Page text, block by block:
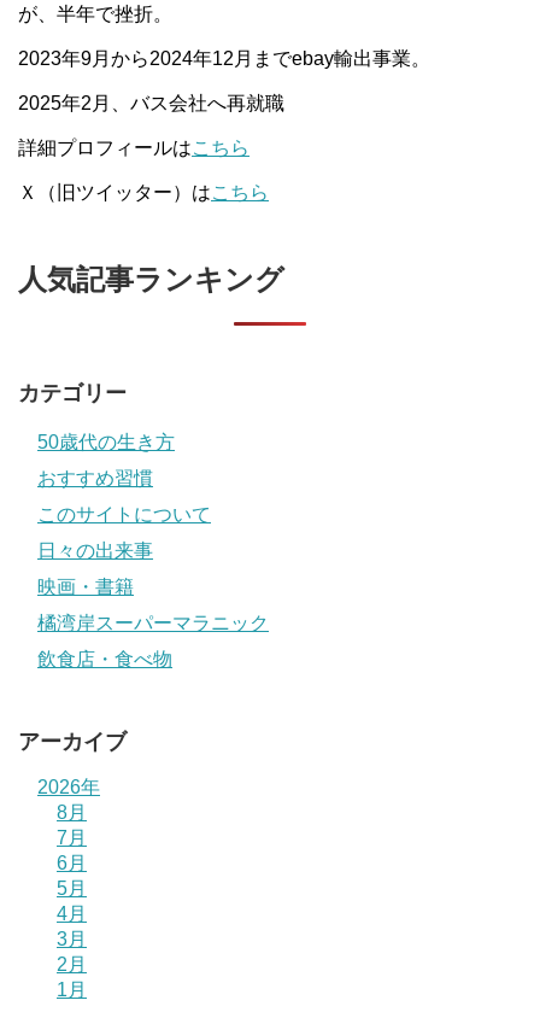
が、半年で挫折。
2023年9月から2024年12月までebay輸出事業。
2025年2月、バス会社へ再就職
詳細プロフィールはこちら
Ｘ（旧ツイッター）はこちら
人気記事ランキング
カテゴリー
50歳代の生き方
おすすめ習慣
このサイトについて
日々の出来事
映画・書籍
橘湾岸スーパーマラニック
飲食店・食べ物
アーカイブ
2026年
8月
7月
6月
5月
4月
3月
2月
1月